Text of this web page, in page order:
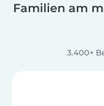
Familien am
3.400+